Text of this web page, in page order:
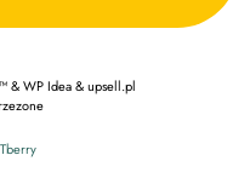
& WP Idea & upsell.pl